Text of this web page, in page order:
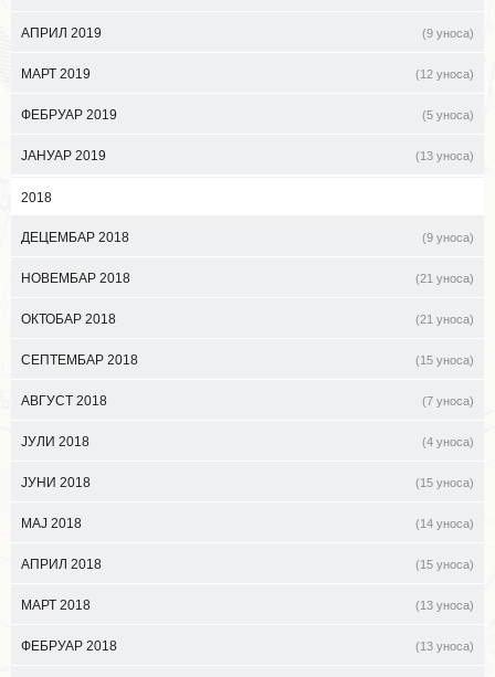
АПРИЛ 2019 (9 уноса)
МАРТ 2019 (12 уноса)
ФЕБРУАР 2019 (5 уноса)
ЈАНУАР 2019 (13 уноса)
2018
ДЕЦЕМБАР 2018 (9 уноса)
НОВЕМБАР 2018 (21 уноса)
ОКТОБАР 2018 (21 уноса)
СЕПТЕМБАР 2018 (15 уноса)
АВГУСТ 2018 (7 уноса)
ЈУЛИ 2018 (4 уноса)
ЈУНИ 2018 (15 уноса)
МАЈ 2018 (14 уноса)
АПРИЛ 2018 (15 уноса)
МАРТ 2018 (13 уноса)
ФЕБРУАР 2018 (13 уноса)